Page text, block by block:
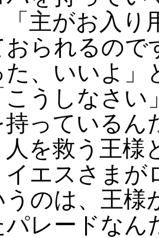
「主がお入り
おられるので
た、いいよ」
こうしなさい
持っているん
人を救う王様
イエスさま
うのは、王様
パレードなん